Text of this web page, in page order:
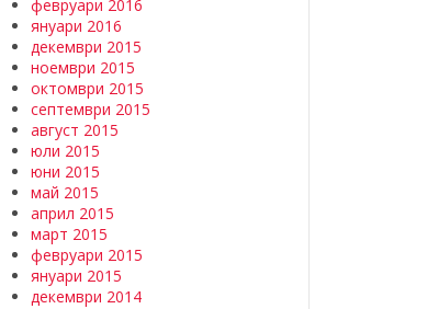
февруари 2016
януари 2016
декември 2015
ноември 2015
октомври 2015
септември 2015
август 2015
юли 2015
юни 2015
май 2015
април 2015
март 2015
февруари 2015
януари 2015
декември 2014